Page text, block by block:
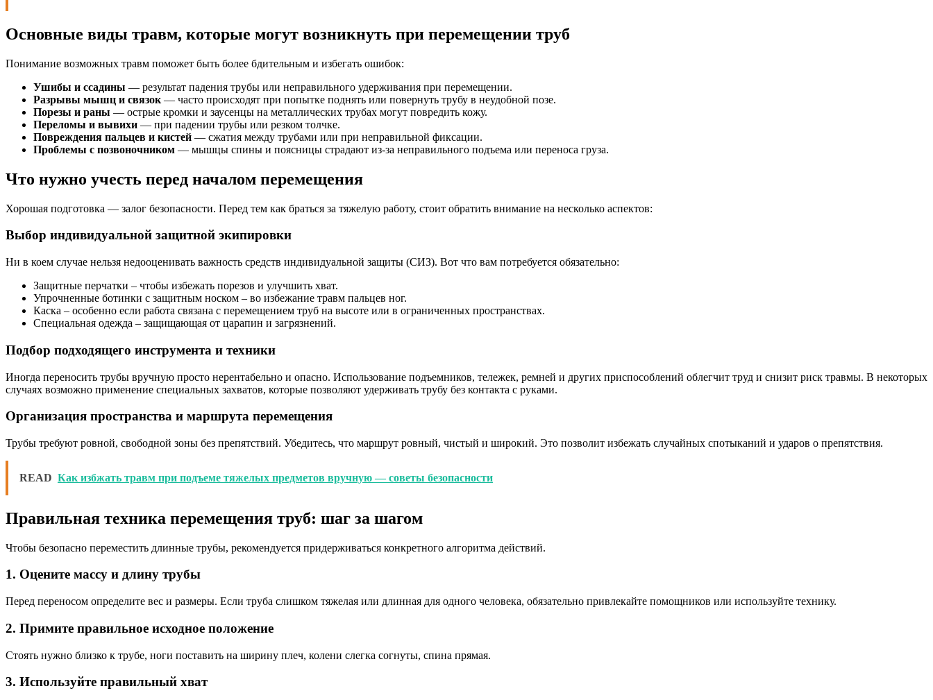
Основные виды травм, которые могут возникнуть при перемещении труб
Понимание возможных травм поможет быть более бдительным и избегать ошибок:
Ушибы и ссадины — результат падения трубы или неправильного удерживания при перемещении.
Разрывы мышц и связок — часто происходят при попытке поднять или повернуть трубу в неудобной позе.
Порезы и раны — острые кромки и заусенцы на металлических трубах могут повредить кожу.
Переломы и вывихи — при падении трубы или резком толчке.
Повреждения пальцев и кистей — сжатия между трубами или при неправильной фиксации.
Проблемы с позвоночником — мышцы спины и поясницы страдают из-за неправильного подъема или переноса груза.
Что нужно учесть перед началом перемещения
Хорошая подготовка — залог безопасности. Перед тем как браться за тяжелую работу, стоит обратить внимание на несколько аспектов:
Выбор индивидуальной защитной экипировки
Ни в коем случае нельзя недооценивать важность средств индивидуальной защиты (СИЗ). Вот что вам потребуется обязательно:
Защитные перчатки – чтобы избежать порезов и улучшить хват.
Упрочненные ботинки с защитным носком – во избежание травм пальцев ног.
Каска – особенно если работа связана с перемещением труб на высоте или в ограниченных пространствах.
Специальная одежда – защищающая от царапин и загрязнений.
Подбор подходящего инструмента и техники
Иногда переносить трубы вручную просто нерентабельно и опасно. Использование подъемников, тележек, ремней и других приспособлений облегчит труд и снизит риск травмы. В некоторых
случаях возможно применение специальных захватов, которые позволяют удерживать трубу без контакта с руками.
Организация пространства и маршрута перемещения
Трубы требуют ровной, свободной зоны без препятствий. Убедитесь, что маршрут ровный, чистый и широкий. Это позволит избежать случайных спотыканий и ударов о препятствия.
READ Как избжать травм при подъеме тяжелых предметов вручную — советы безопасности
Правильная техника перемещения труб: шаг за шагом
Чтобы безопасно переместить длинные трубы, рекомендуется придерживаться конкретного алгоритма действий.
1. Оцените массу и длину трубы
Перед переносом определите вес и размеры. Если труба слишком тяжелая или длинная для одного человека, обязательно привлекайте помощников или используйте технику.
2. Примите правильное исходное положение
Стоять нужно близко к трубе, ноги поставить на ширину плеч, колени слегка согнуты, спина прямая.
3. Используйте правильный хват